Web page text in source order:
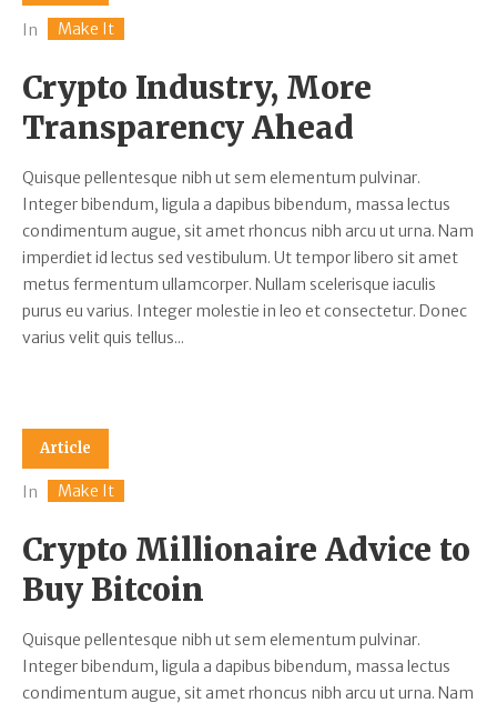
In Make It
Crypto Industry, More
Transparency Ahead
Quisque pellentesque nibh ut sem elementum pulvinar.
Integer bibendum, ligula a dapibus bibendum, massa lectus
condimentum augue, sit amet rhoncus nibh arcu ut urna. Nam
imperdiet id lectus sed vestibulum. Ut tempor libero sit amet
metus fermentum ullamcorper. Nullam scelerisque iaculis
purus eu varius. Integer molestie in leo et consectetur. Donec
varius velit quis tellus...
Article
In Make It
Crypto Millionaire Advice to
Buy Bitcoin
Quisque pellentesque nibh ut sem elementum pulvinar.
Integer bibendum, ligula a dapibus bibendum, massa lectus
condimentum augue, sit amet rhoncus nibh arcu ut urna. Nam